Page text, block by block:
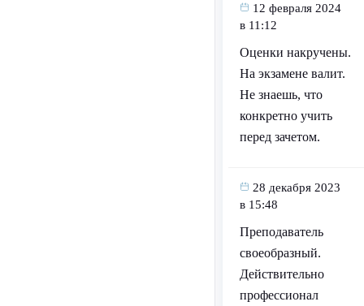
12 февраля 2024
в 11:12
Оценки накручены.
На экзамене валит.
Не знаешь, что
конкретно учить
перед зачетом.
28 декабря 2023
в 15:48
Преподаватель
своеобразный.
Действительно
профессионал